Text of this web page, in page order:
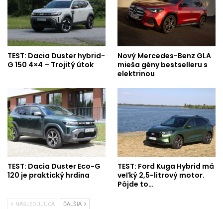
TEST: Dacia Duster hybrid-
G 150 4×4 – Trojitý útok
Nový Mercedes-Benz GLA
mieša gény bestselleru s
elektrinou
TEST: Dacia Duster Eco-G
120 je praktický hrdina
TEST: Ford Kuga Hybrid má
veľký 2,5-litrový motor.
Pôjde to…
NÁSLEDUJÚCA ĎALŠIA